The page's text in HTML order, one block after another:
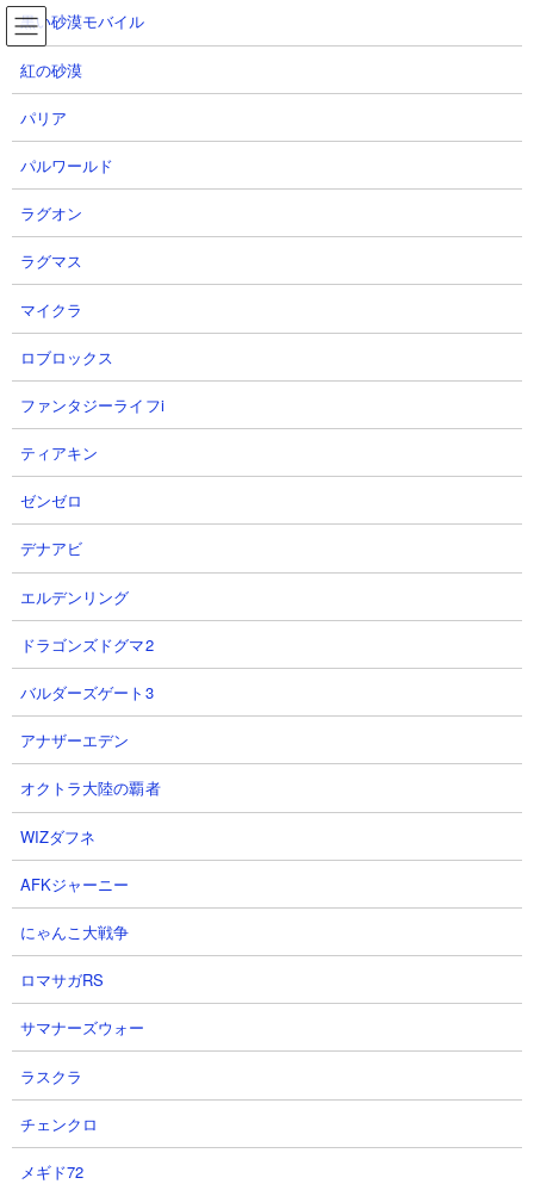
コ
ン
ナ
ビ
王子と死霊 攻略動画集
TOP にゃんこ大戦争 王子と死霊 攻略動画集
王子と死霊 攻略動画集
【ステージ概要】
2024年6月27日に実装された降臨祭ステージ「王子と死霊」の攻
略動画まとめページです。降臨ステージ「WANLAND」と「最後
の死者」を同じ編成で連戦する形になります。それぞれのステー
ジに対応するキャラクターを限られた枠の中で用意する必要があ
るため難易度は高め。さらに「WANLAND」のみステージ上に同
最初の「WANLAND」は66秒ワープが曲者の綺羅星ペロが相手。
ワープ無効のキャラを活用するか、ワープさせられる前に倒され
る低体力のキャラを活用すれば戦いやすくなります。 また次ステ
ージ「最後の死者」は蘇生回数無限＆蘇生が一瞬のクオリネム2体
が相手なので、ゾンビキラー持ちやエンジェル砲はきっちり準備
しておきたいところ。クオリネムの懐でダメージソースになれる
取り巻きを抑え込めるキャラを用意して臨みましょう。
注意すべき敵
綺羅星ペロ
黒い砂漠モバイル
紅の砂漠
パリア
パルワールド
ラグオン
ラグマス
マイクラ
ロブロックス
ファンタジーライフi
ティアキン
ゼンゼロ
デナアビ
エルデンリング
ドラゴンズドグマ2
バルダーズゲート3
アナザーエデン
オクトラ大陸の覇者
WIZダフネ
AFKジャーニー
にゃんこ大戦争
ロマサガRS
サマナーズウォー
ラスクラ
チェンクロ
メギド72